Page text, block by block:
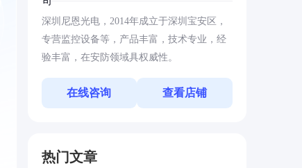
深圳尼恩光电，2014年成立于深圳宝安区，
专营监控设备等，产品丰富，技术专业，经
验丰富，在安防领域具权威性。
在线咨询 查看店铺
热门文章